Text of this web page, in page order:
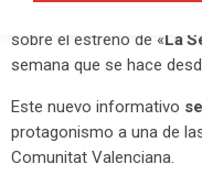
sobre el estreno de «La
semana que se hace
Este nuevo informativo
protagonismo a una de
Comunitat Valenciana.